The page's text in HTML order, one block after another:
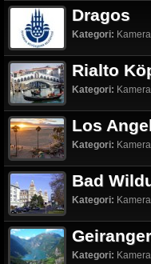
Dragos
Kategori: Kamera
Rialto
Kategori: Kamera
Los
Kategori: Kamera
Bad
Kategori: Kamera
Geiranger
Kategori: Kamera